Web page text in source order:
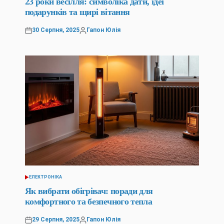
подарунків та щирі вітання
Оприлюднено
30 Серпня, 2025
Опубліковано
Гапон Юлія
ОПУБЛІКУВАТИ
У
ЕЛЕКТРОНІКА
Як вибрати обігрівач: поради для
комфортного та безпечного тепла
29 Серпня, 2025 Гапон Юлія